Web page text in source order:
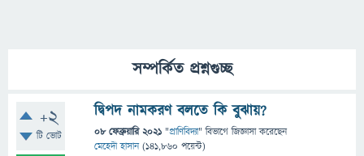
সম্পর্কিত প্রশ্নগুচ্ছ
+2
টি ভোট
দ্বিপদ নামকরণ বলতে কি বুঝায়?
08 ফেব্রুয়ারি 2021 "প্রাণিবিদ্যা" বিভাগে জিজ্ঞাসাকরেছেন
মেহেদী হাসান (141,860 পয়েন্ট)